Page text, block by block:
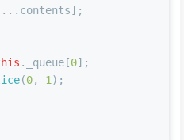
. _queue [0];
(0, 1 );